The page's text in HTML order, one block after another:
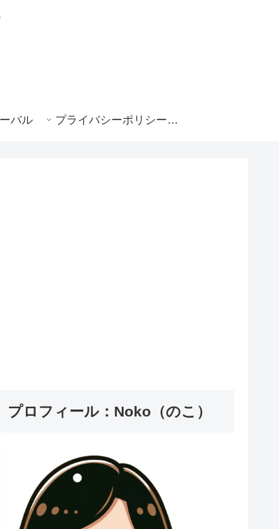
バル プライバシーポリシー|e-ikuji.com
プロフィール：Noko（のこ）